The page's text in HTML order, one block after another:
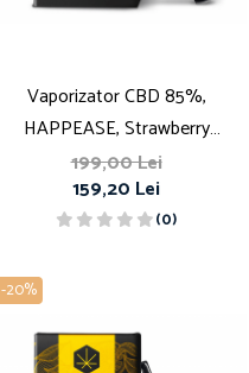
Vaporizator CBD 85%,
HAPPEASE, Strawberry
Bubblegum
199,00 Lei
159,20 Lei
(0)
-20%